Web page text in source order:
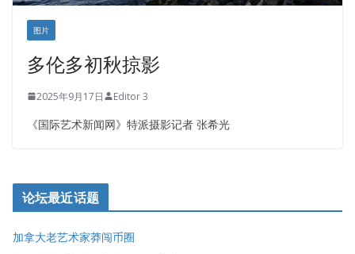
图片
多伦多初秋掠影
2025年9月17日 Editor 3
《国际艺术新闻网》特派摄影记者 张希光
论坛最近话题
加拿大老艺术家莽闯币圈